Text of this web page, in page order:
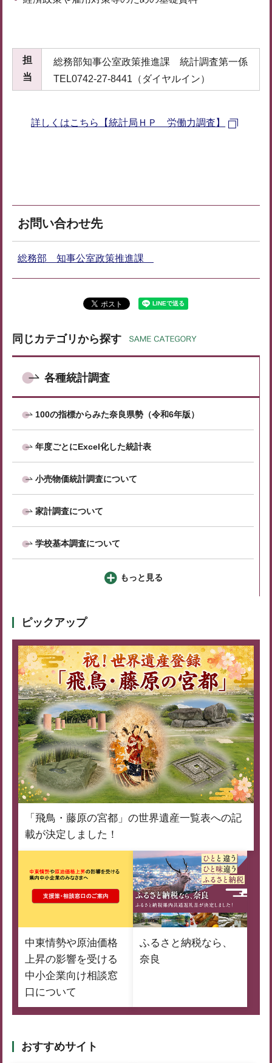
担
当
総務部知事公室政策推進課 統計調査第一係
TEL0742-27-8441（ダイヤルイン）
詳しくはこちら【統計局ＨＰ 労働力調査】
お問い合わせ先
総務部 知事公室政策推進課
同じカテゴリから探す
各種統計調査
100の指標からみた奈良県勢（令和6年版）
年度ごとにExcel化した統計表
小売物価統計調査について
家計調査について
学校基本調査について
もっと見る
ピックアップ
「飛鳥・藤原の宮都」の世界遺産一覧表への記
載が決定しました！
中東情勢や原油価格
上昇の影響を受ける
中小企業向け相談窓
口について
ふるさと納税なら、
奈良
おすすめサイト